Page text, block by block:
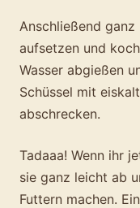
Anschließend
aufsetzen und
Wasser abgießen
Schüssel mit
abschrecken.
Tadaaa! Wenn ihr
sie ganz leicht ab
Futtern machen.